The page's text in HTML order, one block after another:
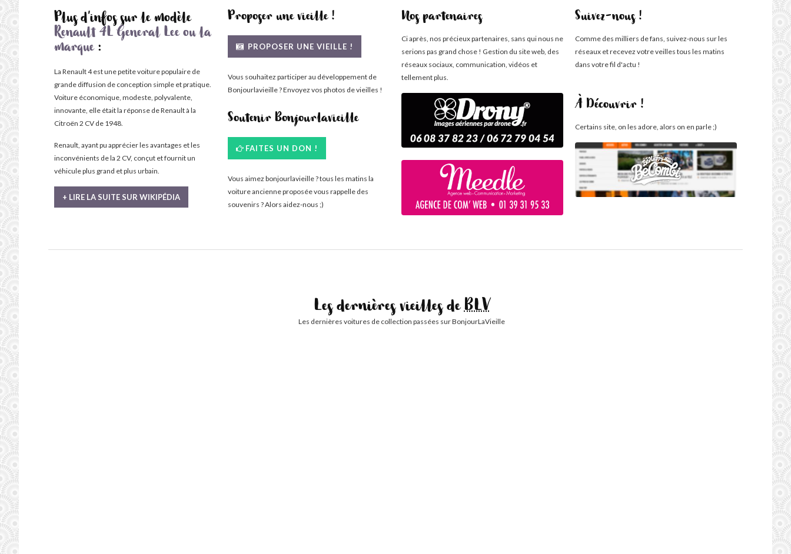
Plus d'infos sur le modèle
Renault 4L General Lee ou la
marque:
La Renault 4 est une petite voiture populaire de
grande diffusion de conception simple et pratique.
Voiture économique, modeste, polyvalente,
innovante, elle était la réponse de Renault à la
Citroën 2 CV de 1948.
Renault, ayant pu apprécier les avantages et les
inconvénients de la 2 CV, conçut et fournit un
véhicule plus grand et plus urbain.
+ LIRE LA SUITE SUR WIKIPÉDIA
Proposer une vieille !
PROPOSER UNE VIEILLE !
Vous souhaitez participer au développement de
Bonjourlavieille ? Envoyez vos photos de vieilles !
Soutenir Bonjourlavieille
FAITES UN DON !
Vous aimez bonjourlavieille ? tous les matins la
voiture ancienne proposée vous rappelle des
souvenirs ? Alors aidez-nous ;)
Nos partenaires
Ci après, nos précieux partenaires, sans qui nous ne
serions pas grand chose ! Gestion du site web, des
réseaux sociaux, communication, vidéos et
tellement plus.
Suivez-nous !
Comme des milliers de fans, suivez-nous sur les
réseaux et recevez votre veilles tous les matins
dans votre fil d'actu !
À Découvrir !
Certains site, on les adore, alors on en parle ;)
Les dernières vieilles deBLV
Les dernières voitures de collection passées sur BonjourLaVieille